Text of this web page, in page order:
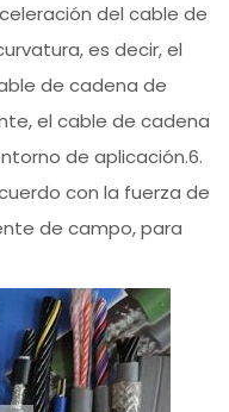
del cable de
es decir, el
de cadena de
el cable de cadena
de aplicación.6.
con la fuerza de
de campo, para